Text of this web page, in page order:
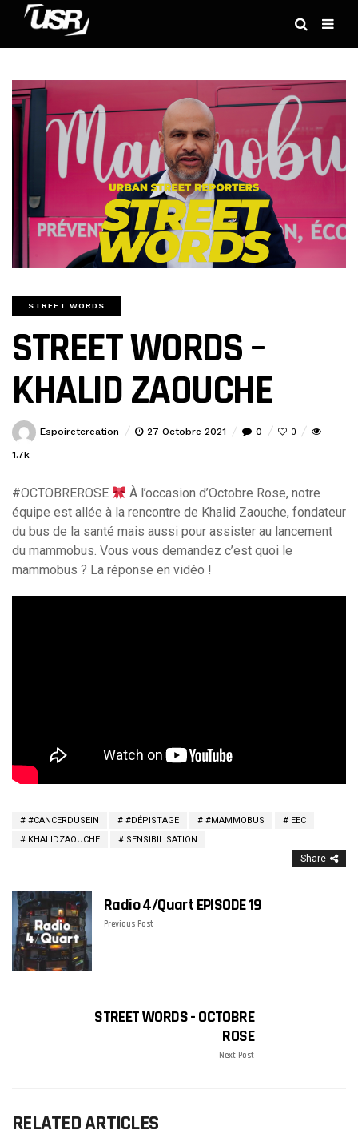
STREET WORDS
STREET WORDS –
KHALID ZAOUCHE
Espoiretcreation 27 Octobre 2021 0 0
1.7k
#OCTOBREROSE
À l’occasion d’Octobre Rose, notre
équipe est allée à la rencontre de Khalid Zaouche, fondateur
du bus de la santé mais aussi pour assister au lancement
du mammobus. Vous vous demandez c’est quoi le
mammobus ? La réponse en vidéo !
#CANCERDUSEIN #DÉPISTAGE #MAMMOBUS
EEC
KHALIDZAOUCHE
SENSIBILISATION
Share
Radio 4/Quart EPISODE 19
Previous Post
STREET WORDS - OCTOBRE
ROSE
Next Post
RELATED ARTICLES